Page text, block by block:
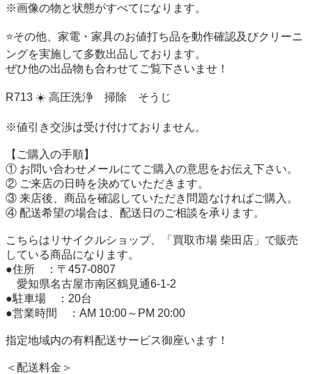
※画像の物と状態がすべてになります。
⭐その他、家電・家具のお値打ち品を動作確認及びクリーニ
ングを実施して多数出品しております。
ぜひ他の出品物も合わせてご覧下さいませ！
R713 ☀️ 高圧洗浄　掃除　そうじ
※値引き交渉は受け付けておりません。
【ご購入の手順】
① お問い合わせメールにてご購入の意思をお伝え下さい。
② ご来店の日時を決めていただきます。
③ 来店後、商品を確認していただき問題なければご購入。
④ 配送希望の場合は、配送日のご相談を承ります。
こちらはリサイクルショップ、「買取市場 柴田店」で販売
している商品になります。
●住所　：〒457-0807
愛知県名古屋市南区鶴見通6-1-2
●駐車場　：20台
●営業時間　：AM 10:00～PM 20:00
指定地域内の有料配送サービス御座います！
＜配送料金＞